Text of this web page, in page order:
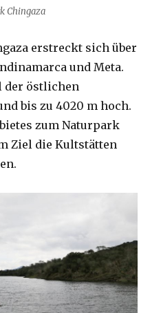
Chingaza
erstreckt sich über
und Meta.
der östlichen
bis zu 4020 m hoch.
zum Naturpark
Ziel die Kultstätten